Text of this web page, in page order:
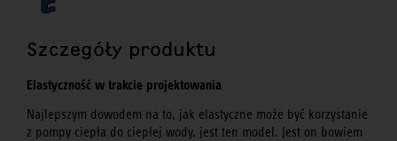
Szczegóły produktu
Elastyczność w trakcie projektowania
Najlepszym dowodem na to, jak elastyczne może być korzystanie
z pompy ciepła do ciepłej wody, jest ten model. Jest on bowiem